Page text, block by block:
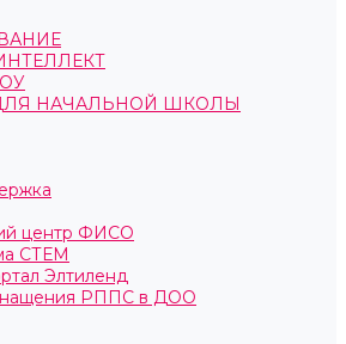
НАЧАЛЬНОЙ ШКОЛЫ
центр ФИСО
СТЕМ
Элтиленд
РППС в ДОО